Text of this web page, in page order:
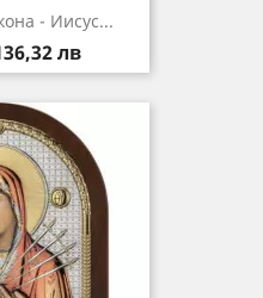
- Иисус...
лв